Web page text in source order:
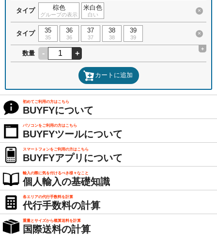
タイプ 棕色
グループの表示
米白色
白い
×
タイプ 35
35
36
36
37
37
38
38
39
39
×
数量 - +
+
カートに追加
初めてご利用の方はこちら
BUYFYについて
パソコンをご利用の方はこちら
BUYFYツールについて
スマートフォンをご利用の方はこちら
BUYFYアプリについて
輸入の際に気を付けるべき様々なこと
個人輸入の基礎知識
各エリアの代行手数料を計算
代行手数料の計算
重量とサイズから概算送料を計算
国際送料の計算